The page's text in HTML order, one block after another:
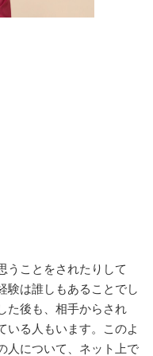
うことをされたりして
験は誰しもあることでし
た後も、相手からされ
いる人もいます。このよ
人について、ネット上で